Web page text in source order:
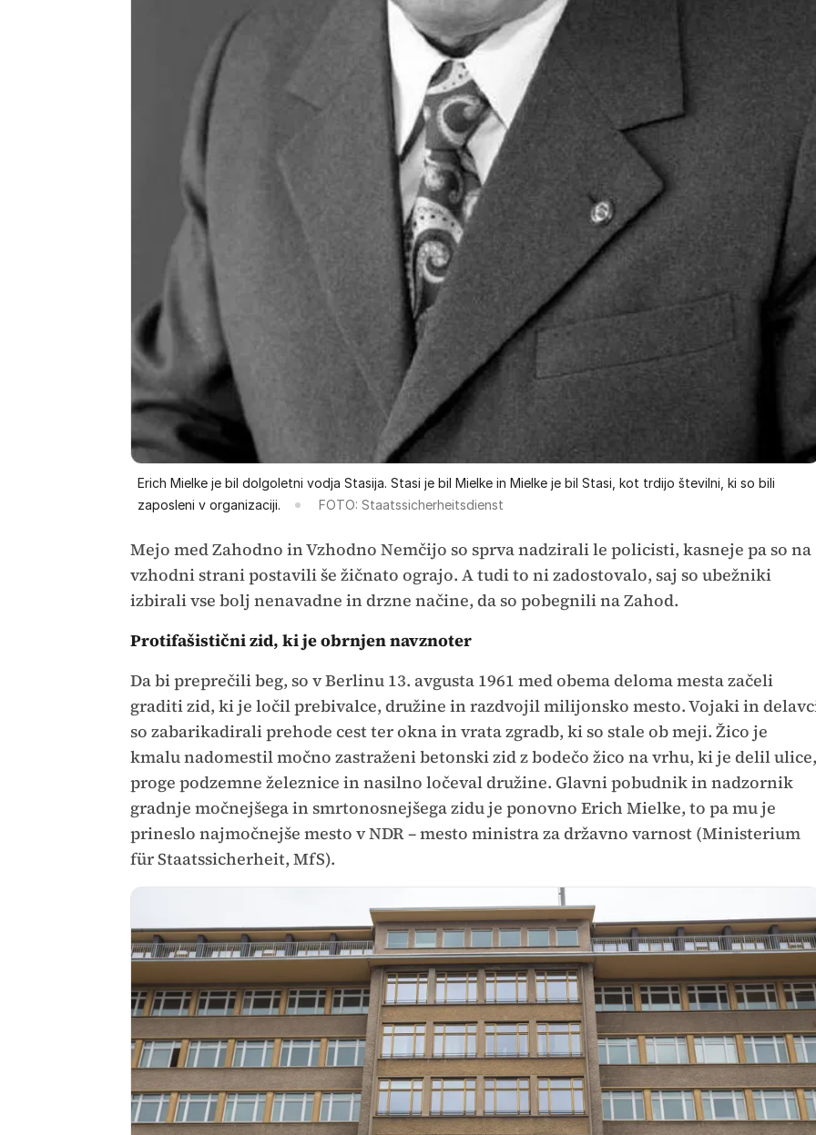
Erich Mielke je bil dolgoletni vodja Stasija. Stasi je bil Mielke in Mielke je bil Stasi, kot trdijo številni, ki so bili
zaposleni v organizaciji.
FOTO: Staatssicherheitsdienst
Mejo med Zahodno in Vzhodno Nemčijo so sprva nadzirali le policisti, kasneje pa so na
vzhodni strani postavili še žičnato ograjo. A tudi to ni zadostovalo, saj so ubežniki
izbirali vse bolj nenavadne in drzne načine, da so pobegnili na Zahod.
Protifašistični zid, ki je obrnjen navznoter
Da bi preprečili beg, so v Berlinu 13. avgusta 1961 med obema deloma mesta začeli
graditi zid, ki je ločil prebivalce, družine in razdvojil milijonsko mesto. Vojaki in
so zabarikadirali prehode cest ter okna in vrata zgradb, ki so stale ob meji. Žico je
kmalu nadomestil močno zastraženi betonski zid z bodečo žico na vrhu, ki je delil ulice,
proge podzemne železnice in nasilno ločeval družine. Glavni pobudnik in nadzornik
gradnje močnejšega in smrtonosnejšega zidu je ponovno Erich Mielke, to pa mu je
prineslo najmočnejše mesto v NDR – mesto ministra za državno varnost (Ministerium
für Staatssicherheit, MfS).